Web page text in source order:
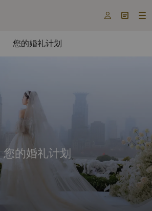
  
您的婚礼计划
您的婚礼计划